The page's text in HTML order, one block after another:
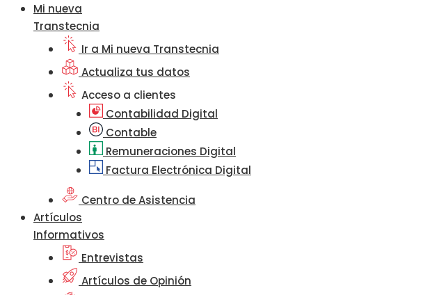
Mi nueva
Transtecnia
Ir a Mi nueva Transtecnia
Actualiza tus datos
Acceso a clientes
Contabilidad Digital
Contable
Remuneraciones Digital
Factura Electrónica Digital
Centro de Asistencia
Artículos
Informativos
Entrevistas
Artículos de Opinión